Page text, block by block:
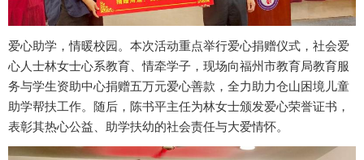
爱心助学，情暖校园。本次活动重点举行爱心捐赠仪式，社会爱
心人士林女士心系教育、情牵学子，现场向福州市教育局教育服
务与学生资助中心捐赠五万元爱心善款，全力助力仓山困境儿童
助学帮扶工作。随后，陈书平主任为林女士颁发爱心荣誉证书，
表彰其热心公益、助学扶幼的社会责任与大爱情怀。